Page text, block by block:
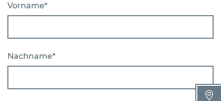
Vorname*
Nachname*